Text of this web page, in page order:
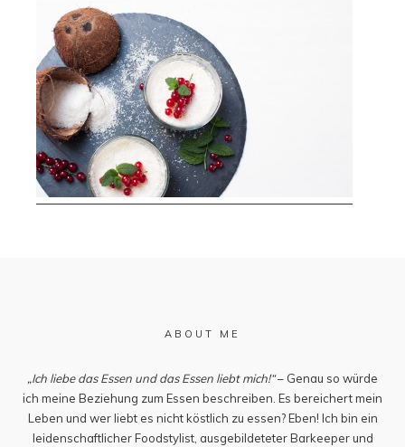
ABOUT ME
„Ich liebe das Essen und das Essen liebt mich!“– Genau so würde
ich meine Beziehung zum Essen beschreiben. Es bereichert mein
Leben und wer liebt es nicht köstlich zu essen? Eben! Ich bin ein
leidenschaftlicher Foodstylist, ausgebildeteter Barkeeper und